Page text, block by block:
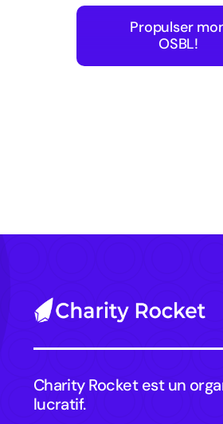
Propulser
OSBL!
Charity Rocket est un
lucratif.